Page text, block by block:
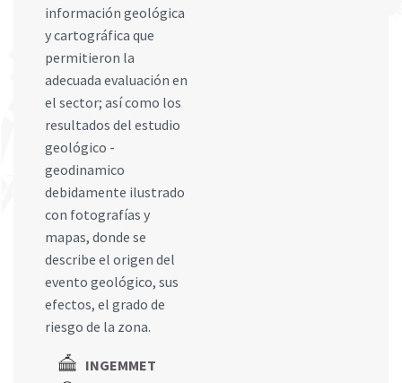
información geológica
y cartográfica que
permitieron la
adecuada evaluación en
el sector; así como los
resultados del estudio
geológico -
geodinamico
debidamente ilustrado
con fotografías y
mapas, donde se
describe el origen del
evento geológico, sus
efectos, el grado de
riesgo de la zona.
INGEMMET